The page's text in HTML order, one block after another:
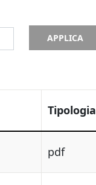
APPLICA
Tipologia
pdf